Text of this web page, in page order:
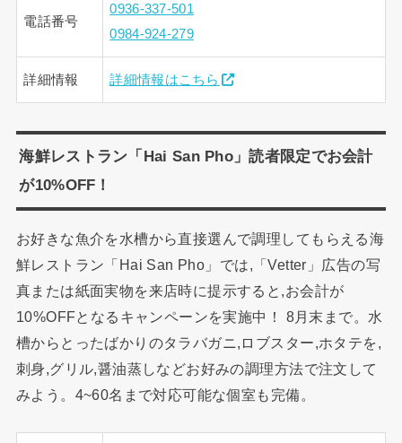
電話番号
0936-337-501
0984-924-279
詳細情報 詳細情報はこちら
海鮮レストラン「Hai San Pho」読者限定でお会計
が10%OFF！
お好きな魚介を水槽から直接選んで調理してもらえる海
鮮レストラン「Hai San Pho」では,「Vetter」広告の写
真または紙面実物を来店時に提示すると,お会計が
10%OFFとなるキャンペーンを実施中！ 8月末まで。水
槽からとったばかりのタラバガニ,ロブスター,ホタテを,
刺身,グリル,醤油蒸しなどお好みの調理方法で注文して
みよう。4~60名まで対応可能な個室も完備。